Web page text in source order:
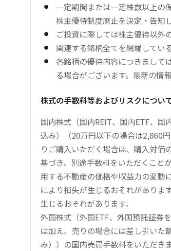
一定期間または一定株数以上の
株主優待制度廃止を決定・告知
ご投資に際しては株主優待以外
関連する銘柄全てを網羅してい
各銘柄の優待内容につきまして
る場合がございます。最新の情
株式の手数料等およびリスクについ
国内株式（国内REIT、国内ETF、
込み）（20万円以下の場合は2,860
りご購入いただく場合は、購入対価
基づき、別途手数料をいただくこと
用する不動産の価格や収益力の変動
により損失が生じるおそれがありま
生じるおそれがあります。
外国株式（外国ETF、外国預託証券
は加え、売りの場合には差し引いた
み））の国内売買手数料をいただき